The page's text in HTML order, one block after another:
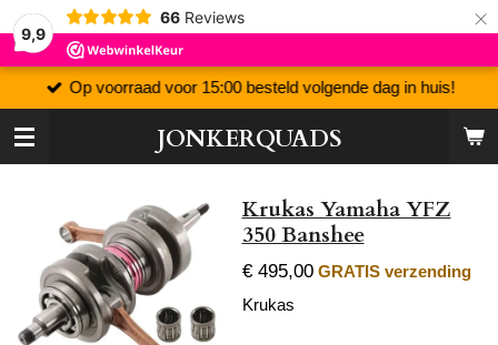
9,9
66 Reviews ×
JONKERQUADS
Op voorraad voor 15:00 besteld volgende dag in huis!
Krukas Yamaha YFZ
350 Banshee
€ 495,00 GRATIS verzending
Krukas